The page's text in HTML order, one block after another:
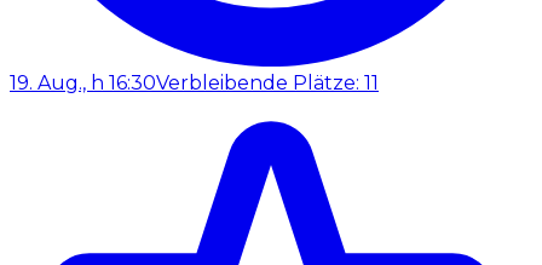
19. Aug., h 16:30Verbleibende Plätze: 11